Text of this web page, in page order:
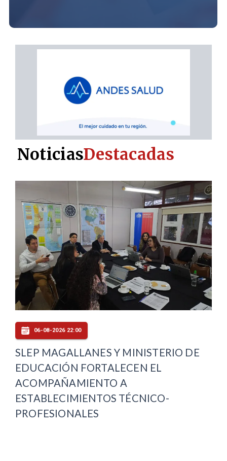
06-08-2026 22:00
SLEP MAGALLANES Y MINISTERIO DE
EDUCACIÓN FORTALECEN EL
ACOMPAÑAMIENTO A
ESTABLECIMIENTOS TÉCNICO-
PROFESIONALES
NoticiasDestacadas